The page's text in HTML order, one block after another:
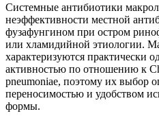
Системные антибиотики
неэффективности местной
фузафунгином при остром
или хламидийной этиологии.
характеризуются практически
активностью по отношению к
pneumoniae, поэтому их выбор
переносимостью и удобством
формы.